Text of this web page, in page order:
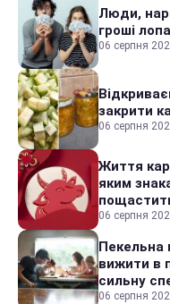
Люди,
гроші
06 серпня
закрити
06 серпня
Життя
яким
06 серпня
Пекельна
вижити в
сильну
06 серпня